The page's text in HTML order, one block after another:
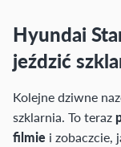
Hyundai
jeździć
Kolejne dziwne
szklarnia. To teraz
filmie i zobaczcie,